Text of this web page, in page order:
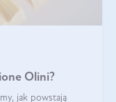
Olini?
jak powstają